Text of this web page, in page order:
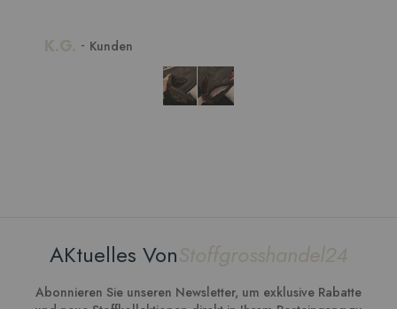
K.G. - Kunden
AKtuelles VonStoffgrosshandel24
Abonnieren Sie unseren Newsletter, um exklusive Rabatte